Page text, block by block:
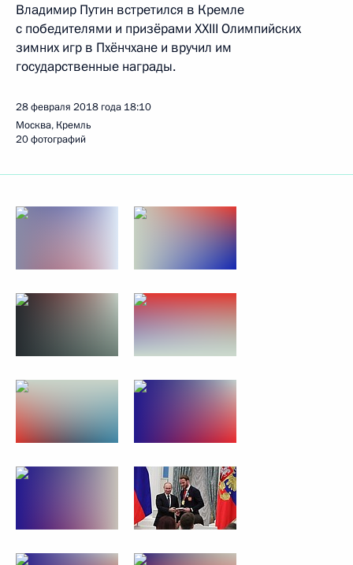
Владимир Путин встретился в Кремле
с победителями и призёрами XXIII Олимпийских
зимних игр в Пхёнчхане и вручил им
государственные награды.
28 февраля 2018 года 18:10
Москва, Кремль
20 фотографий